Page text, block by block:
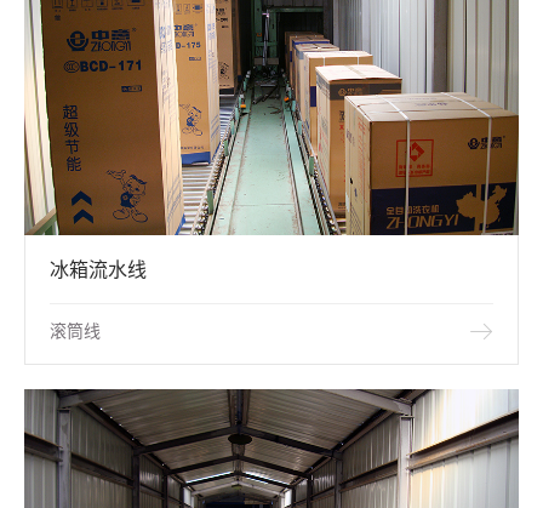
冰箱流水线
滚筒线